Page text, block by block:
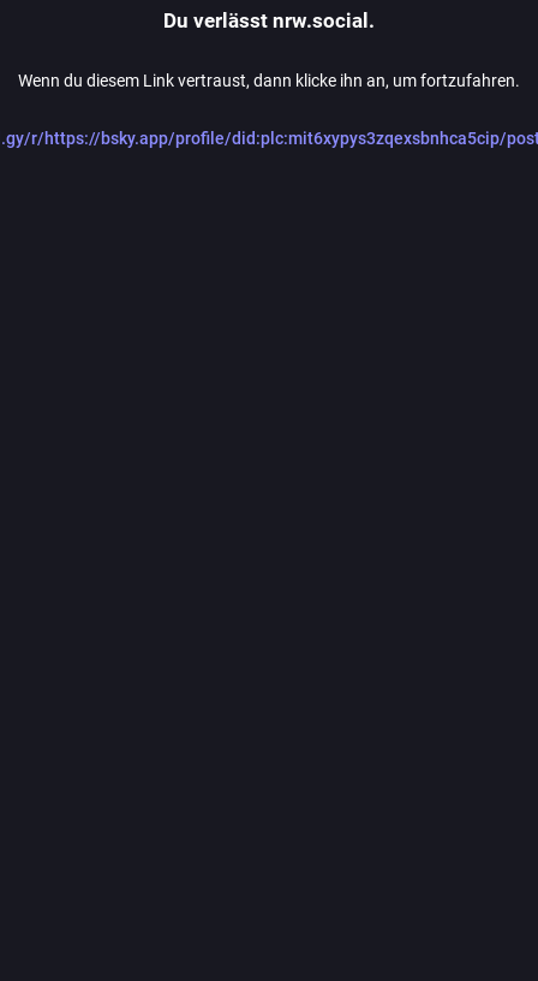
Du verlässt nrw.social.
Wenn du diesem Link vertraust, dann klicke ihn an, um fortzufahren.
r/https://bsky.app/profile/did:plc:mit6xypys3zqexsbnhca5cip/